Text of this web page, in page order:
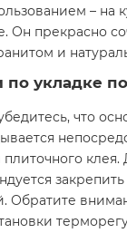
– на
Он прекрасно
и
укладке
что
закрепить
Обратите